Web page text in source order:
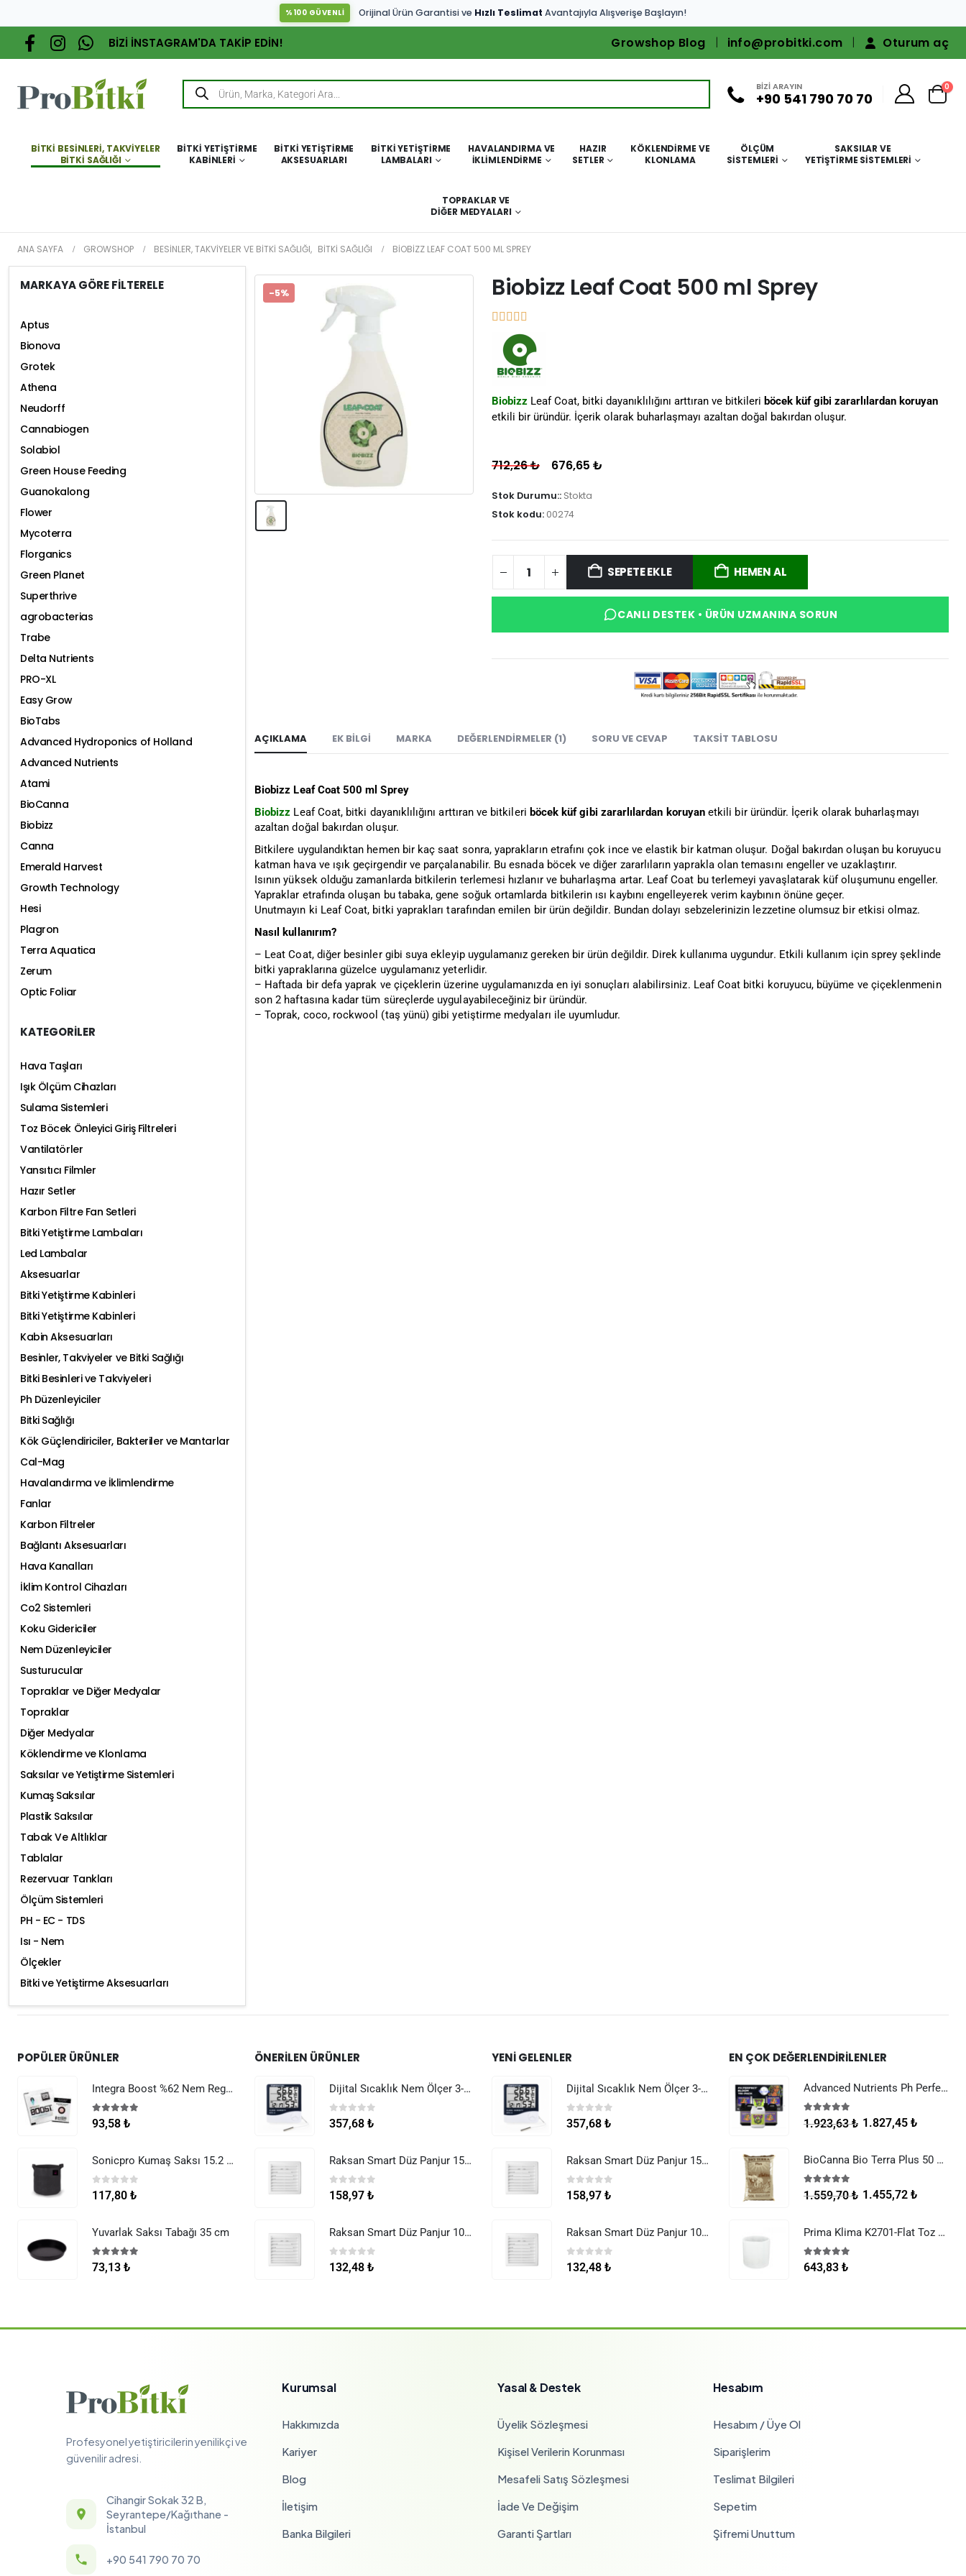
%100 GÜVENLİ Orijinal Ürün Garantisi ve Hızlı Teslimat Avantajıyla Alışverişe Başlayın!
BİZİ İNSTAGRAM'DA TAKİP EDİN! Growshop Blog info@probitki.com Oturum aç
BİZİ ARAYIN
+90 541 790 70 70
0
BITKI BESINLERI, TAKVIYELER
BITKI SAĞLIĞI
BITKI YETIŞTIRME
KABINLERI
BITKI YETIŞTIRME
AKSESUARLARI
BITKI YETIŞTIRME
LAMBALARI
HAVALANDIRMA VE
İKLIMLENDIRME
HAZIR
SETLER
KÖKLENDIRME VE
KLONLAMA
ÖLÇÜM
SISTEMLERI
SAKSILAR VE
YETIŞTIRME SISTEMLERI
TOPRAKLAR VE
DIĞER MEDYALARI
ANA SAYFA GROWSHOP BESINLER, TAKVIYELER VE BITKI SAĞLIĞI, BITKI SAĞLIĞI BIOBIZZ LEAF COAT 500 ML SPREY
-5% Biobizz Leaf Coat 500 ml Sprey
Biobizz Leaf Coat, bitki dayanıklılığını arttıran ve bitkileri böcek küf gibi zararlılardan koruyan
etkili bir üründür. İçerik olarak buharlaşmayı azaltan doğal bakırdan oluşur.
712,26₺ 676,65 ₺
Stok Durumu:: Stokta
Stok kodu: 00274
SEPETE EKLE HEMEN AL
CANLI DESTEK • ÜRÜN UZMANINA SORUN
AÇIKLAMA EK BILGI MARKA DEĞERLENDIRMELER (1) SORU VE CEVAP TAKSIT TABLOSU
Biobizz Leaf Coat 500 ml Sprey
Biobizz Leaf Coat, bitki dayanıklılığını arttıran ve bitkileri böcek küf gibi zararlılardan koruyanetkili bir üründür. İçerik olarak buharlaşmayı
azaltan doğal bakırdan oluşur.
Bitkilere uygulandıktan hemen bir kaç saat sonra, yaprakların etrafını çok ince ve elastik bir katman oluşur. Doğal bakırdan oluşan bu koruyucu
katman hava ve ışık geçirgendir ve parçalanabilir. Bu esnada böcek ve diğer zararlıların yaprakla olan temasını engeller ve uzaklaştırır.
Isının yüksek olduğu zamanlarda bitkilerin terlemesi hızlanır ve buharlaşma artar. Leaf Coat bu terlemeyi yavaşlatarak küf oluşumunu engeller.
Yapraklar etrafında oluşan bu tabaka, gene soğuk ortamlarda bitkilerin ısı kaybını engelleyerek verim kaybının önüne geçer.
Unutmayın ki Leaf Coat, bitki yaprakları tarafından emilen bir ürün değildir. Bundan dolayı sebzelerinizin lezzetine olumsuz bir etkisi olmaz.
Nasıl kullanırım?
– Leat Coat, diğer besinler gibi suya ekleyip uygulamanız gereken bir ürün değildir. Direk kullanıma uygundur. Etkili kullanım için sprey şeklinde
bitki yapraklarına güzelce uygulamanız yeterlidir.
– Haftada bir defa yaprak ve çiçeklerin üzerine uygulamanızda en iyi sonuçları alabilirsiniz. Leaf Coat bitki koruyucu, büyüme ve çiçeklenmenin
son 2 haftasına kadar tüm süreçlerde uygulayabileceğiniz bir üründür.
– Toprak, coco, rockwool (taş yünü) gibi yetiştirme medyaları ile uyumludur.
MARKAYA GÖRE FİLTERELE
Aptus
Bionova
Grotek
Athena
Neudorff
Cannabiogen
Solabiol
Green House Feeding
Guanokalong
Flower
Mycoterra
Florganics
Green Planet
Superthrive
agrobacterias
Trabe
Delta Nutrients
PRO-XL
Easy Grow
BioTabs
Advanced Hydroponics of Holland
Advanced Nutrients
Atami
BioCanna
Biobizz
Canna
Emerald Harvest
Growth Technology
Hesi
Plagron
Terra Aquatica
Zerum
Optic Foliar
KATEGORİLER
Hava Taşları
Işık Ölçüm Cihazları
Sulama Sistemleri
Toz Böcek Önleyici Giriş Filtreleri
Vantilatörler
Yansıtıcı Filmler
Hazır Setler
Karbon Filtre Fan Setleri
Bitki Yetiştirme Lambaları
Led Lambalar
Aksesuarlar
Bitki Yetiştirme Kabinleri
Bitki Yetiştirme Kabinleri
Kabin Aksesuarları
Besinler, Takviyeler ve Bitki Sağlığı
Bitki Besinleri ve Takviyeleri
Ph Düzenleyiciler
Bitki Sağlığı
Kök Güçlendiriciler, Bakteriler ve Mantarlar
Cal-Mag
Havalandırma ve İklimlendirme
Fanlar
Karbon Filtreler
Bağlantı Aksesuarları
Hava Kanalları
İklim Kontrol Cihazları
Co2 Sistemleri
Koku Gidericiler
Nem Düzenleyiciler
Susturucular
Topraklar ve Diğer Medyalar
Topraklar
Diğer Medyalar
Köklendirme ve Klonlama
Saksılar ve Yetiştirme Sistemleri
Kumaş Saksılar
Plastik Saksılar
Tabak Ve Altlıklar
Tablalar
Rezervuar Tankları
Ölçüm Sistemleri
PH - EC - TDS
Isı - Nem
Ölçekler
Bitki ve Yetiştirme Aksesuarları
POPÜLER ÜRÜNLER
Integra Boost %62 Nem Regülatörü 8 g
5.005 üzerinden
93,58 ₺
Sonicpro Kumaş Saksı 15.2 Litre (4 Galon)
0 5 üzerinden
117,80 ₺
Yuvarlak Saksı Tabağı 35 cm
5.00 5 üzerinden
73,13 ₺
ÖNERILEN ÜRÜNLER
Dijital Sıcaklık Nem Ölçer 3-1 Sensör Kablolu
05 üzerinden
357,68 ₺
Raksan Smart Düz Panjur 150 mm Sinek Telli
0 5 üzerinden
158,97 ₺
Raksan Smart Düz Panjur 100 mm Sinek Telli
0 5 üzerinden
132,48 ₺
YENI GELENLER
Dijital Sıcaklık Nem Ölçer 3-1 Sensör Kablolu
05 üzerinden
357,68 ₺
Raksan Smart Düz Panjur 150 mm Sinek Telli
0 5 üzerinden
158,97 ₺
Raksan Smart Düz Panjur 100 mm Sinek Telli
0 5 üzerinden
132,48 ₺
EN ÇOK DEĞERLENDIRILENLER
Advanced Nutrients Ph Perfect Bloom Tri-Pack
5.00 5 üzerinden
1.923,63₺ 1.827,45 ₺
BioCanna Bio Terra Plus 50 Litre
5.005 üzerinden
1.559,70₺ 1.455,72 ₺
Prima Klima K2701-Flat Toz Filtresi (K2601-Flat Filtreler)
5.00 5 üzerinden
643,83 ₺
Profesyonel yetiştiricilerin yenilikçi ve
güvenilir adresi.
Cihangir Sokak 32 B,
Seyrantepe/Kağıthane -
İstanbul
+90 541 790 70 70
Kurumsal
Hakkımızda
Kariyer
Blog
İletişim
Banka Bilgileri
Yasal & Destek
Üyelik Sözleşmesi
Kişisel Verilerin Korunması
Mesafeli Satış Sözleşmesi
İade Ve Değişim
Garanti Şartları
Hesabım
Hesabım / Üye Ol
Siparişlerim
Teslimat Bilgileri
Sepetim
Şifremi Unuttum